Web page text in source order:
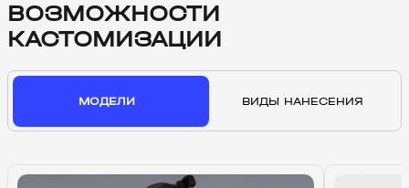
ВОЗМОЖНОСТИ
КАСТОМИЗАЦИИ
МОДЕЛИ ВИДЫ НАНЕСЕНИЯ